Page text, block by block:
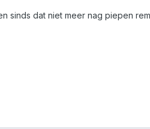
sinds dat niet meer nag piepen